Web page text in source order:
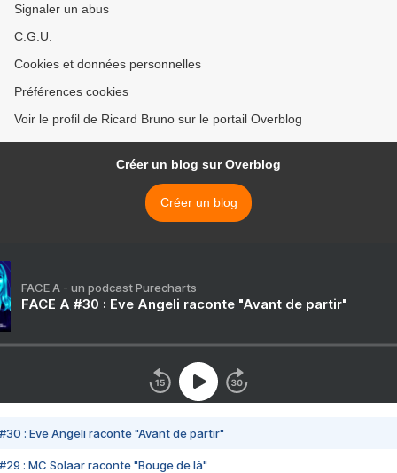
Signaler un abus
C.G.U.
Cookies et données personnelles
Préférences cookies
Voir le profil de Ricard Bruno sur le portail Overblog
Créer un blog sur Overblog
Créer un blog
FACE A - un podcast Purecharts
FACE A #30 : Eve Angeli raconte "Avant de partir"
#30 : Eve Angeli raconte "Avant de partir"
#29 : MC Solaar raconte "Bouge de là"